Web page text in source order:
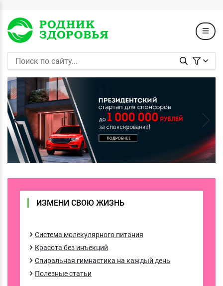
ИЗМЕНИ СВОЮ ЖИЗНЬ
Система молекулярного питания
Красота без инъекций
Спиральная гимнастика на каждый день
Полезные статьи